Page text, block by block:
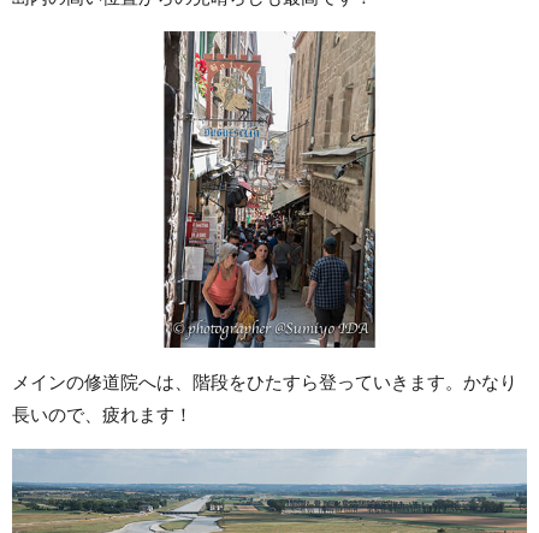
メインの修道院へは、階段をひたすら登っていきます。かなり
長いので、疲れます！